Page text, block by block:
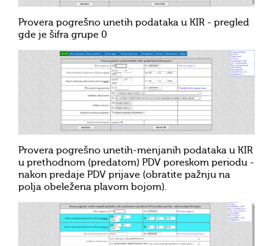
Provera pogrešno unetih podataka u KIR - pregled
gde je šifra grupe 0
Provera pogrešno unetih-menjanih podataka u KIR
u prethodnom (predatom) PDV poreskom periodu -
nakon predaje PDV prijave (obratite pažnju na
polja obeležena plavom bojom).